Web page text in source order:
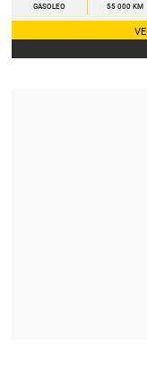
GASOLEO 55 000 KM